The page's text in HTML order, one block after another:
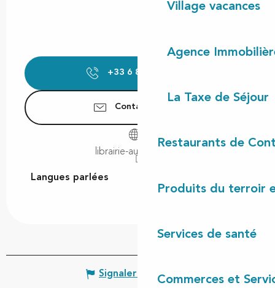
Village vacances
Agence
La Taxe de Séjour
Restaurants de
Produits du terroir
Services de santé
Commerces et
+33 6 81 21 65
Contactez-nous
librairie-au-camion.fr
Langues parlées
Langues parlées
Signaler une erreur